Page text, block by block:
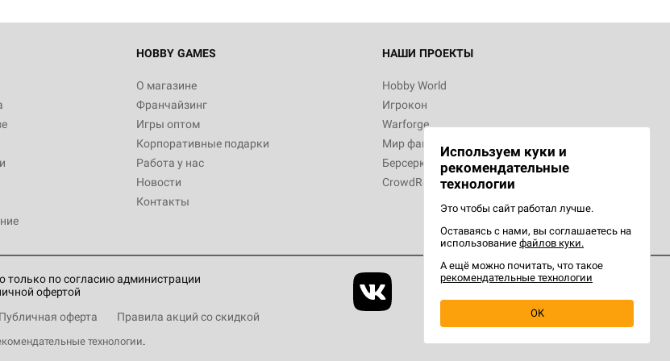
HOBBY GAMES
О магазине
Франчайзинг
Игры оптом
Корпоративные подарки
Работа у нас
Новости
Контакты
НАШИ ПРОЕКТЫ
Hobby World
Игрокон
Warforge
Мир фантастики
Берсерк
CrowdRepublic
только по согласию администрации
офертой
Публичная оферта Правила акций со скидкой
технологии.
Используем куки и
рекомендательные
технологии
Это чтобы сайт работал лучше.
Оставаясь с нами, вы соглашаетесь на
использование файлов куки.
А ещё можно почитать, что такое
рекомендательные технологии
OK
Белая смерть
12 990
Настольная игра Hobby World Берсерк.
3 490